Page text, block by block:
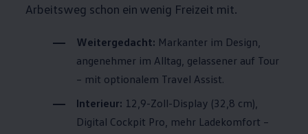
Arbeitsweg schon ein wenig Freizeit mit.
Weitergedacht: Markanter im Design,
angenehmer im Alltag, gelassener auf Tour
– mit optionalem Travel Assist.
Interieur: 12,9-Zoll-Display (32,8 cm),
Digital Cockpit Pro, mehr Ladekomfort –